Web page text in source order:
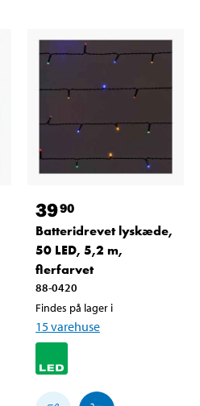
3990
Batteridrevet lyskæde,
50 LED, 5,2 m,
flerfarvet
88-0420
Findes på lager i
15varehuse